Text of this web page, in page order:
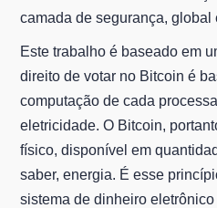
camada de segurança, global
Este trabalho é baseado em
direito de votar no Bitcoin é
computação de cada
eletricidade. O Bitcoin,
físico, disponível em
saber, energia. É esse
sistema de dinheiro